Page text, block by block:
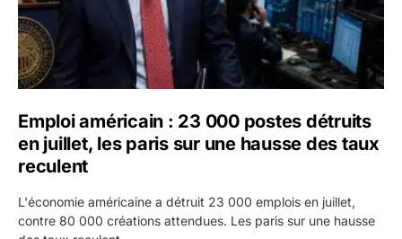
Emploi américain : 23 000 postes détruits
en juillet, les paris sur une hausse des taux
reculent
L'économie américaine a détruit 23 000 emplois en juillet,
contre 80 000 créations attendues. Les paris sur une hausse